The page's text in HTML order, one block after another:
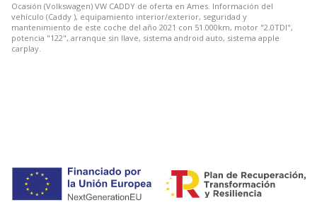
Ocasión (Volkswagen) VW CADDY de oferta en Ames. Información del
vehículo (Caddy ), equipamiento interior/exterior, seguridad y
mantenimiento de este coche del año 2021 con 51.000km, motor "2.0TDI",
potencia "122", arranque sin llave, sistema android auto, sistema apple
carplay.